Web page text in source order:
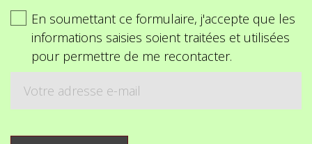
En soumettant ce formulaire, j'accepte que les
informations saisies soient traitées et utilisées
pour permettre de me recontacter.